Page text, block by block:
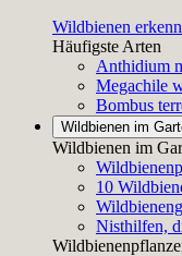
Wildbienen
Häufigste Arten
Anthidium
Megachile
Bombus
Wildbienen im
Wildbienen im
10
Nisthilfen,